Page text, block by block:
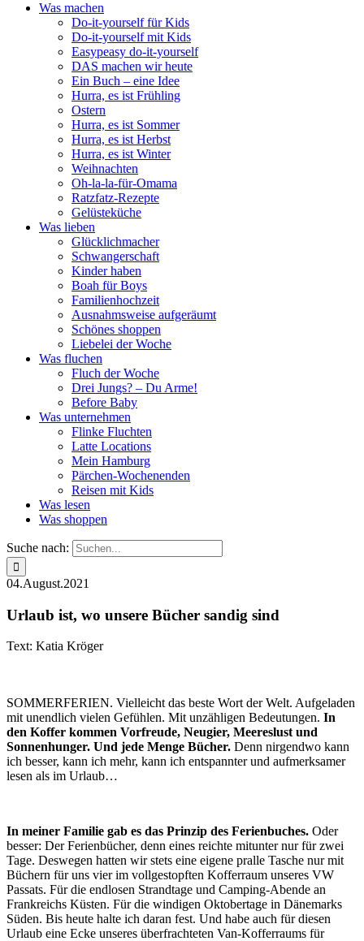
Was machen
Do-it-yourself für Kids
Do-it-yourself mit Kids
Easypeasy do-it-yourself
DAS machen wir heute
Ein Buch – eine Idee
Hurra, es ist Frühling
Ostern
Hurra, es ist Sommer
Hurra, es ist Herbst
Hurra, es ist Winter
Weihnachten
Oh-la-la-für-Omama
Ratzfatz-Rezepte
Gelüsteküche
Was lieben
Glücklichmacher
Schwangerschaft
Kinder haben
Boah für Boys
Familienhochzeit
Ausnahmsweise aufgeräumt
Schönes shoppen
Liebelei der Woche
Was fluchen
Fluch der Woche
Drei Jungs? – Du Arme!
Before Baby
Was unternehmen
Flinke Fluchten
Latte Locations
Mein Hamburg
Pärchen-Wochenenden
Reisen mit Kids
Was lesen
Was shoppen
Suche nach:
04.August.2021
Urlaub ist, wo unsere Bücher sandig sind
Text: Katia Kröger
SOMMERFERIEN. Vielleicht das beste Wort der Welt. Aufgeladen
mit unendlich vielen Gefühlen. Mit unzähligen Bedeutungen. In
den Koffer kommen Vorfreude, Neugier, Meereslust und
Sonnenhunger. Und jede Menge Bücher. Denn nirgendwo kann
ich besser, kann ich mehr, kann ich entspannter und aufmerksamer
lesen als im Urlaub…
In meiner Familie gab es das Prinzip des Ferienbuches. Oder
besser: Der Ferienbücher, denn eines reichte mitunter nur für zwei
Tage. Deswegen hatten wir stets eine eigene pralle Tasche nur mit
Büchern für uns vier im vollgestopften Kofferraum unseres VW
Passats. Für die endlosen Strandtage und Camping-Abende an
Frankreichs Küsten. Für die windigen Oktobertage in Dänemarks
Süden. Bis heute halte ich daran fest. Und habe auch für diesen
Urlaub eine Ecke unseres überfrachteten Van-Kofferraums für